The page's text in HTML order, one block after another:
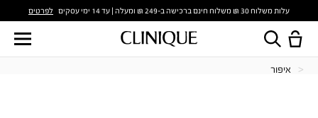
עלות משלוח 30 ₪ משלוח חינם ברכישה ב-249 ₪ ומעלה | עד 14 ימי עסקים לפרטים
איפור